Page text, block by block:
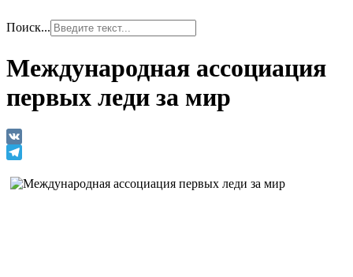
Поиск...
Международная ассоциация
первых леди за мир
VK